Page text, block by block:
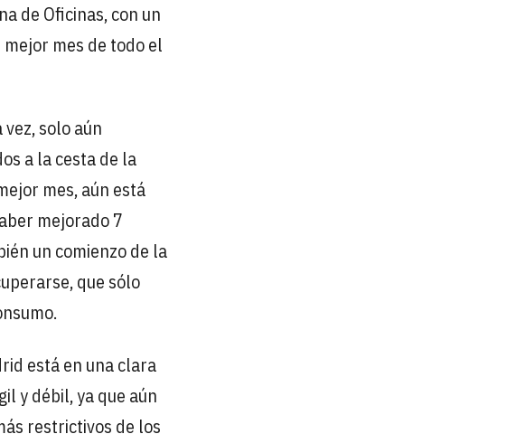
de Oficinas, con un
mes de todo el
solo aún
a la cesta de la
mes, aún está
mejorado 7
un comienzo de la
que sólo
está en una clara
y débil, ya que aún
restrictivos de los